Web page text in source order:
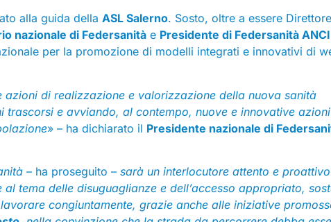
alla guida della ASL Salerno. Sosto, oltre a essere Direttore
nazionale di Federsanità e Presidente di Federsanità ANCI
per la promozione di modelli integrati e innovativi di
di realizzazione e valorizzazione della nuova sanità
e avviando, al contempo, nuove e innovative
» – ha dichiarato il Presidente nazionale di
– ha proseguito – sarà un interlocutore attento e
tema delle disuguaglianze e dell’accesso appropriato,
congiuntamente, grazie anche alle iniziative